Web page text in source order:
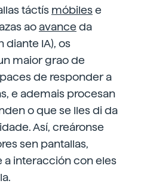
táctís móbilese
ao avance da
diante IA), os
maior grao de
de responder a
e ademais procesan
o que se lles di da
Así, creáronse
sen pantallas,
a interacción con eles